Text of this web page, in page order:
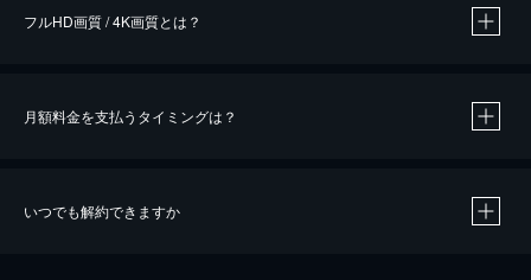
※40％ポイント還元の対象は、クレジットカード決済による作品の購入 / レンタルです。
iOSアプリのUコイン決済による作品の購入 / レンタルは、20％のポイント還元です。
フルHD画質 / 4K画質とは？
月額料金を支払うタイミングは？
いつでも解約できますか